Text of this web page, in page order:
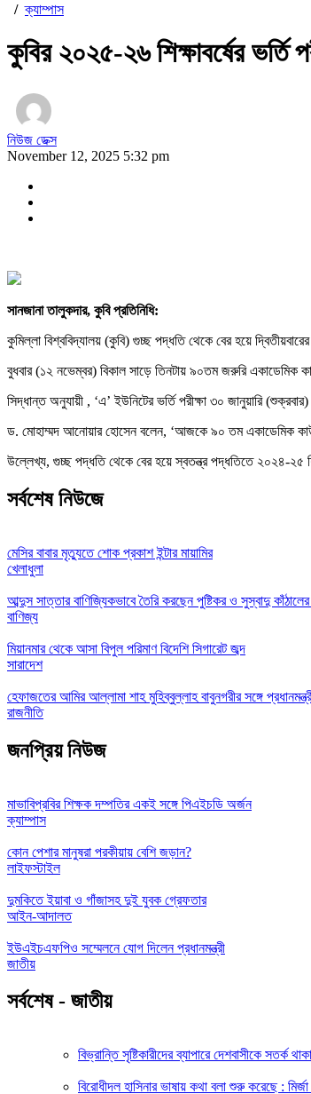
/ক্যাম্পাস
কুবির ২০২৫-২৬ শিক্ষাবর্ষের ভর্তি
নিউজ ডেক্স
November 12, 2025 5:32 pm
সানজানা তালুকদার, কুবি প্রতিনিধি:
কুমিল্লা বিশ্ববিদ্যালয় (কুবি) গুচ্ছ পদ্ধতি থেকে বের হয়ে
বুধবার (১২ নভেম্বর) বিকাল সাড়ে তিনটায় ৯০তম জরুরি একাডেমিক
সিদ্ধান্ত অনুযায়ী , ‘এ’ ইউনিটের ভর্তি পরীক্ষা ৩০ জানুয়ারি
ড. মোহাম্মদ আনোয়ার হোসেন বলেন, ‘আজকে ৯০ তম একাডেমিক
উল্লেখ্য, গুচ্ছ পদ্ধতি থেকে বের হয়ে স্বতন্ত্র পদ্ধতিতে ২০২৪-২৫
সর্বশেষ নিউজে
মেসির বাবার মৃত্যুতে শোক প্রকাশ ইন্টার মায়ামির
খেলাধুলা
আব্দুস সাত্তার বাণিজ্যিকভাবে তৈরি করছেন পুষ্টিকর ও সুস্বাদু
বাণিজ্য
মিয়ানমার থেকে আসা বিপুল পরিমাণ বিদেশি সিগারেট জব্দ
সারাদেশ
হেফাজতের আমির আল্লামা শাহ মুহিব্বুল্লাহ বাবুনগরীর সঙ্গে
রাজনীতি
জনপ্রিয় নিউজ
মাভাবিপ্রবির শিক্ষক দম্পতির একই সঙ্গে পিএইচডি অর্জন
ক্যাম্পাস
কোন পেশার মানুষরা পরকীয়ায় বেশি জড়ান?
লাইফস্টাইল
দুমকিতে ইয়াবা ও গাঁজাসহ দুই যুবক গ্রেফতার
আইন-আদালত
ইউএইচএফপিও সম্মেলনে যোগ দিলেন প্রধানমন্ত্রী
জাতীয়
সর্বশেষ - জাতীয়
বিভ্রান্তি সৃষ্টিকারীদের ব্যাপারে দেশবাসীকে সতর্ক
বিরোধীদল হাসিনার ভাষায় কথা বলা শুরু করেছে :